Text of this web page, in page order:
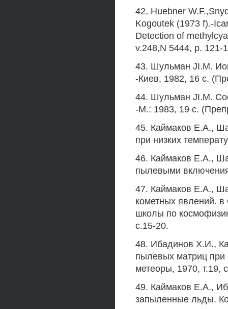
42. Huebner
Kogoutek (1973 f).-
Detection of
v.248,N 5444, p. 121-
43. Шульман JI.M.
-Киев, 1982, 16 с.
44. Шульман JI.M.
-М.: 1983, 19 с.
45. Каймаков Е.А.,
при низких
46. Каймаков Е.А.,
пылевыми
47. Каймаков Е.А.,
кометных явлений.
школы по
с.15-20.
48. Ибадинов Х.И.,
пылевых матриц при
метеоры, 1970, т.19,
49. Каймаков Е.А.,
запыленные льды.